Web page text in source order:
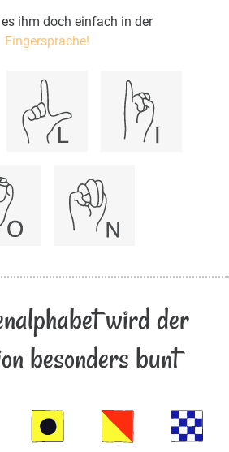
es ihm doch einfach in der
Fingersprache!
wird der
besonders bunt